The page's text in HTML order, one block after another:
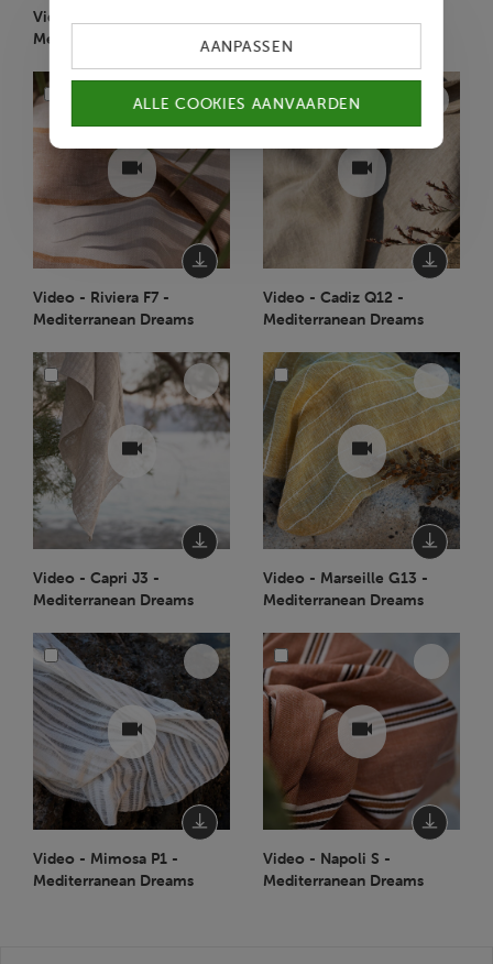
Video - Trailer -
Mediterranean Dreams
Mediterranean Dreams
Video - Riviera F7 -
Mediterranean Dreams
Video - Cadiz Q12 -
Mediterranean Dreams
Video - Capri J3 -
Mediterranean Dreams
Video - Marseille G13 -
Mediterranean Dreams
Video - Mimosa P1 -
Mediterranean Dreams
Video - Napoli S -
Mediterranean Dreams
AANPASSEN
ALLE COOKIES AANVAARDEN